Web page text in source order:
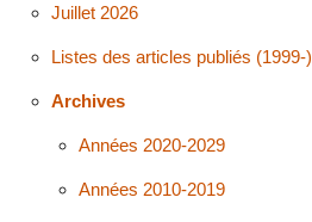
Juillet 2026
Listes des articles publiés (1999-)
Archives
Années 2020-2029
Années 2010-2019